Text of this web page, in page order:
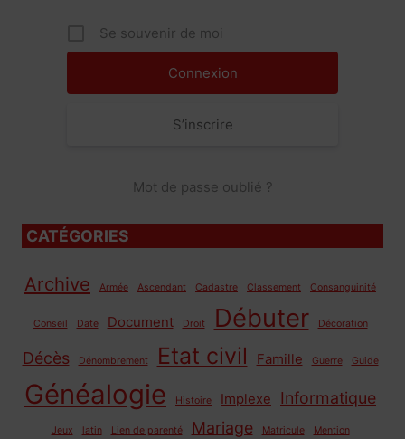
Se souvenir de moi
S’inscrire
Mot de passe oublié ?
CATÉGORIES
Archive Armée Ascendant Cadastre Classement Consanguinité
Conseil Date Document Droit Débuter Décoration
Décès Dénombrement Etat civil Famille Guerre Guide
Généalogie Histoire Implexe Informatique
Jeux latin Lien de parenté Mariage Matricule Mention